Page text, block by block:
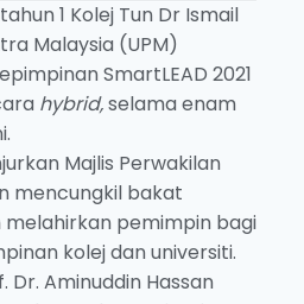
1 Kolej Tun Dr Ismail
Malaysia (UPM)
SmartLEAD 2021
hybrid,selama enam
Majlis Perwakilan
mencungkil bakat
pemimpin bagi
kolej dan universiti.
Dr. Aminuddin Hassan